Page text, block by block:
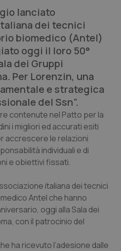
lanciato
dei tecnici
biomedico (Antel)
oggi il loro 50°
dei Gruppi
Per Lorenzin, una
e strategica
del Ssn”.
contenute nel Patto per la
i migliori ed accurati esiti
accrescere le relazioni
individuali e di
e obiettivi fissati.
italiana dei tecnici
Antel che hanno
oggi alla Sala dei
con il patrocinio del
ha ricevuto l’adesione dalle